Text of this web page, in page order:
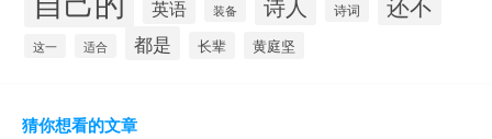
英语 装备 诗人 诗词
这一 适合 都是 长辈 黄庭坚
猜你想看的文章